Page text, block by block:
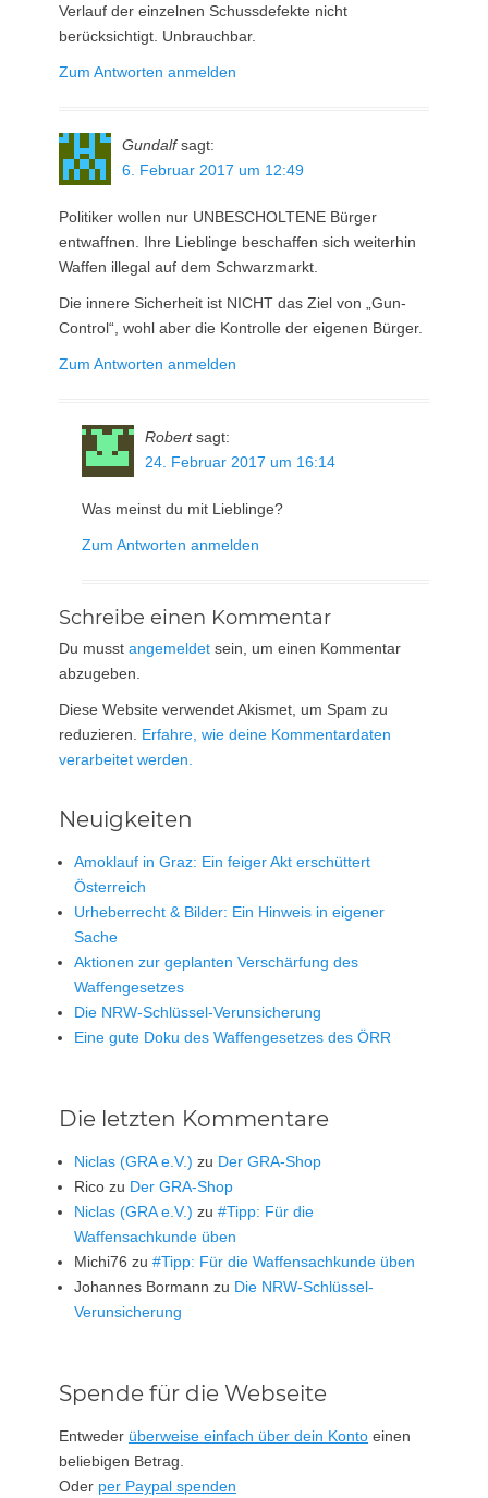
Verlauf der einzelnen Schussdefekte nicht
berücksichtigt. Unbrauchbar.
Zum Antworten anmelden
Gundalf sagt:
6. Februar 2017 um 12:49
Politiker wollen nur UNBESCHOLTENE Bürger
entwaffnen. Ihre Lieblinge beschaffen sich weiterhin
Waffen illegal auf dem Schwarzmarkt.
Die innere Sicherheit ist NICHT das Ziel von „Gun-
Control“, wohl aber die Kontrolle der eigenen Bürger.
Zum Antworten anmelden
Robert sagt:
24. Februar 2017 um 16:14
Was meinst du mit Lieblinge?
Zum Antworten anmelden
Schreibe einen Kommentar
Du musst angemeldet sein, um einen Kommentar
abzugeben.
Diese Website verwendet Akismet, um Spam zu
reduzieren. Erfahre, wie deine Kommentardaten
verarbeitet werden.
Neuigkeiten
Amoklauf in Graz: Ein feiger Akt erschüttert
Österreich
Urheberrecht & Bilder: Ein Hinweis in eigener
Sache
Aktionen zur geplanten Verschärfung des
Waffengesetzes
Die NRW-Schlüssel-Verunsicherung
Eine gute Doku des Waffengesetzes des ÖRR
Die letzten Kommentare
Niclas (GRA e.V.) zu Der GRA-Shop
Rico zu Der GRA-Shop
Niclas (GRA e.V.) zu #Tipp: Für die
Waffensachkunde üben
Michi76 zu #Tipp: Für die Waffensachkunde üben
Johannes Bormann zu Die NRW-Schlüssel-
Verunsicherung
Spende für die Webseite
Entweder überweise einfach über dein Konto einen
beliebigen Betrag.
Oder per Paypal spenden